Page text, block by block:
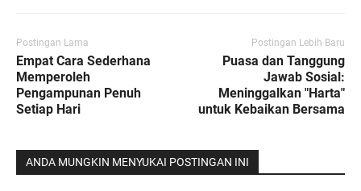
Postingan Lama
Empat Cara Sederhana
Memperoleh
Pengampunan Penuh
Setiap Hari
Postingan Lebih Baru
Puasa dan Tanggung
Jawab Sosial:
Meninggalkan "Harta"
untuk Kebaikan Bersama
ANDA MUNGKIN MENYUKAI POSTINGAN INI